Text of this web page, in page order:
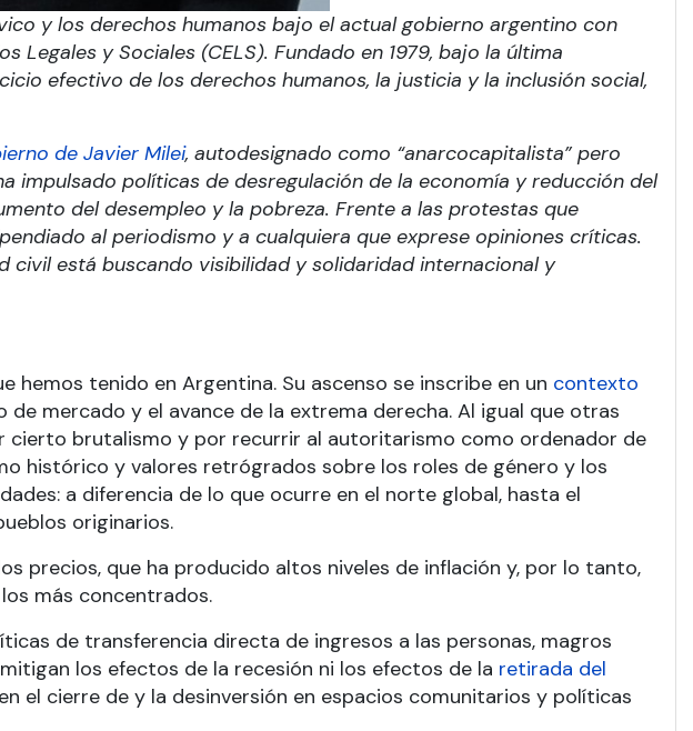
y los derechos humanos bajo el actual gobierno argentino con
Legales y Sociales (CELS). Fundado en 1979, bajo la última
efectivo de los derechos humanos, la justicia y la inclusión social,
de Javier Milei, autodesignado como “anarcocapitalista” pero
impulsado políticas de desregulación de la economía y reducción del
del desempleo y la pobreza. Frente a las protestas que
al periodismo y a cualquiera que exprese opiniones críticas.
civil está buscando visibilidad y solidaridad internacional y
tenido en Argentina. Su ascenso se inscribe en un contexto
mercado y el avance de la extrema derecha. Al igual que otras
cierto brutalismo y por recurrir al autoritarismo como ordenador de
histórico y valores retrógrados sobre los roles de género y los
a diferencia de lo que ocurre en el norte global, hasta el
originarios.
precios, que ha producido altos niveles de inflación y, por lo tanto,
más concentrados.
de transferencia directa de ingresos a las personas, magros
los efectos de la recesión ni los efectos de la retirada del
el cierre de y la desinversión en espacios comunitarios y políticas